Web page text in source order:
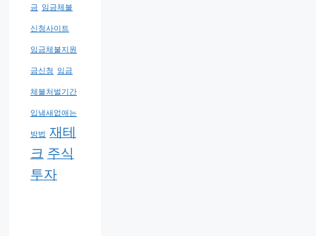
금 임금체불
신청사이트
임금체불지원
금신청 임금
체불처벌기간
입냄새없애는
방법 재테
크 주식
투자